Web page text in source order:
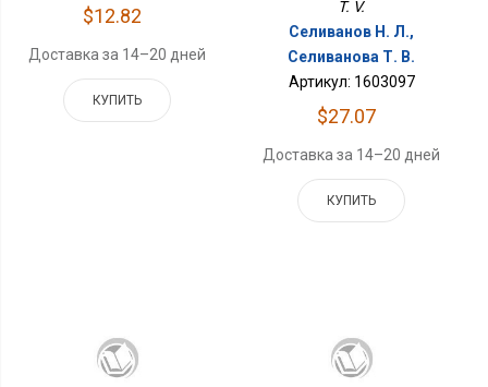
$12.82
Доставка за 14–20 дней
КУПИТЬ
T. V.
Селиванов Н. Л.,
Селиванова Т. В.
Артикул: 1603097
$27.07
Доставка за 14–20 дней
КУПИТЬ